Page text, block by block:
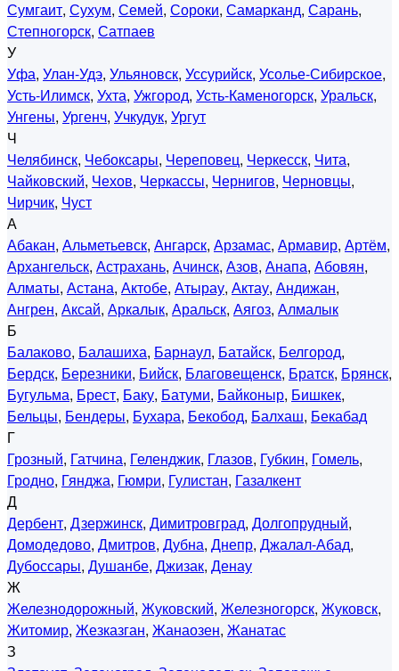
Сумгаит, Сухум, Семей, Сороки, Самарканд, Сарань,
Степногорск, Сатпаев
У
Уфа, Улан-Удэ, Ульяновск, Уссурийск, Усолье-Сибирское,
Усть-Илимск, Ухта, Ужгород, Усть-Каменогорск, Уральск,
Унгены, Ургенч, Учкудук, Ургут
Ч
Челябинск, Чебоксары, Череповец, Черкесск, Чита,
Чайковский, Чехов, Черкассы, Чернигов, Черновцы,
Чирчик, Чуст
А
Абакан, Альметьевск, Ангарск, Арзамас, Армавир, Артём,
Архангельск, Астрахань, Ачинск, Азов, Анапа, Абовян,
Алматы, Астана, Актобе, Атырау, Актау, Андижан,
Ангрен, Аксай, Аркалык, Аральск, Аягоз, Алмалык
Б
Балаково, Балашиха, Барнаул, Батайск, Белгород,
Бердск, Березники, Бийск, Благовещенск, Братск, Брянск,
Бугульма, Брест, Баку, Батуми, Байконыр, Бишкек,
Бельцы, Бендеры, Бухара, Бекобод, Балхаш, Бекабад
Г
Грозный, Гатчина, Геленджик, Глазов, Губкин, Гомель,
Гродно, Гянджа, Гюмри, Гулистан, Газалкент
Д
Дербент, Дзержинск, Димитровград, Долгопрудный,
Домодедово, Дмитров, Дубна, Днепр, Джалал-Абад,
Дубоссары, Душанбе, Джизак, Денау
Ж
Железнодорожный, Жуковский, Железногорск, Жуковск,
Житомир, Жезказган, Жанаозен, Жанатас
З